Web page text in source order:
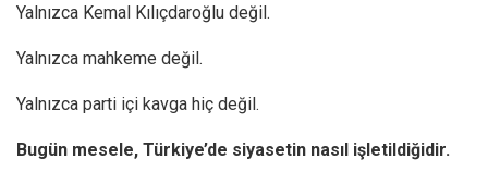
Yalnızca Kemal Kılıçdaroğlu değil.
Yalnızca mahkeme değil.
Yalnızca parti içi kavga hiç değil.
Bugün mesele, Türkiye’de siyasetin nasıl işletildiğidir.